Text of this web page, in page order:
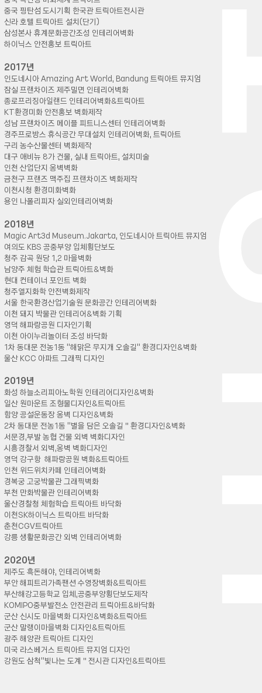
중국 핑탄섬 도시기획 한국관 트릭아트전시관
신라 호텔 트릭아트 설치(단기)
삼성본사 휴계문화공간조성 인테리어벽화
하이닉스 안전홍보 트릭아트
2017년
인도네시아 Amazing Art World, Bandung 트릭아트 뮤지엄
잠실 프랜차이즈 제주밀면 인테리어벽화
종로프리징아일랜드 인테리어벽화&트릭아트
KT환경미화 안전홍보 벽화제작
성남 프랜차이즈 메이플 피트니스센터 인테리어벽화
경주프로방스 휴식공간 무대설치 인테리어벽화, 트릭아트
구리 농수산물센터 벽화제작
대구 애비뉴 8가 건물, 실내 트릭아트, 설치미술
인천 산업단지 옹벽벽화
금천구 프랜즈 맥주집 프랜차이즈 벽화제작
이천시청 환경미화벽화
용인 나폴리피자 실외인테리어벽화
2018년
Magic Art3d Museum.Jakarta, 인도네시아 트릭아트 뮤지엄
여의도 KBS 공중부양 입체횡단보도
청주 감곡 원당 1,2 마을벽화
남양주 체험 학습관 트릭아트&벽화
현대 컨테이너 포인트 벽화
청주엘지화학 안전벽화제작
서울 한국환경산업기술원 문화공간 인테리어벽화
이천 돼지 박물관 인테리어&벽화 기획
영덕 해파랑공원 디자인기획
이천 아이누리놀이터 조성 바닥화
1차 동대문 전농1동 “해맑은 무지개 오솔길” 환경디자인&벽화
울산 KCC 아파트 그래픽 디자인
2019년
화성 하늘소리피아노학원 인테리어디자인&벽화
일산 원마운트 조형물디자인&트릭아트
함양 공설운동장 옹벽 디자인&벽화
2차 동대문 전농1동 “별을 담은 오솔길＂환경디자인&벽화
서문경,부발 농협 건물 외벽 벽화디자인
시흥경찰서 외벽,옹벽 벽화디자인
영덕 강구항 해파랑공원 벽화&트릭아트
인천 위드위치카페 인테리어벽화
경복궁 고궁박물관 그래픽벽화
부천 만화박물관 인테리어벽화
울산경찰청 체험학습 트릭아트 바닥화
이천SK하이닉스 트릭아트 바닥화
춘천CGV트릭아트
강릉 생활문화공간 외벽 인테리어벽화
​2020년
제주도 흑돈해야, 인테리어벽화
부안 해피트리가족팬션 수영장벽화&트릭아트
부산해강고등학교 입체,공중부양횡단보도제작
KOMIPO중부발전소 안전관리 트릭아트&바닥화
군산 신시도 마을벽화 디자인&벽화&트릭아트
군산 말랭이마을벽화 디자인&트릭아트
광주 해양관 트릭아트 디자인
미국 라스베거스 트릭아트 뮤지엄 디자인
강원도 삼척“빛나는 도계＂전시관 디자인&트릭아트